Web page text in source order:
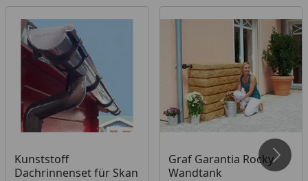
Kunststoff
Dachrinnenset für Skan
Graf Garantia Rocky
Wandtank